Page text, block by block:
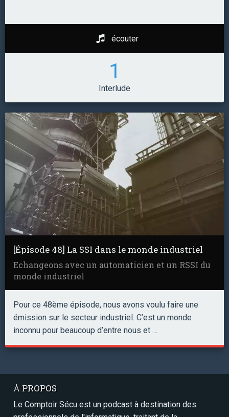
écouter
1
Interlude
[Épisode 48] La SSI dans le monde industriel
Echangeons avec un automaticien et un RSSI du
monde industriel
Pour ce 48ème épisode, nous avons voulu faire une
émission sur le secteur industriel. C’est un monde
inconnu pour beaucoup d’entre nous et …
À PROPOS
Le Comptoir Sécu est un podcast à destination des